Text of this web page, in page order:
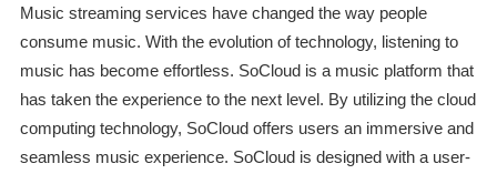
Music streaming services have changed the way people
consume music. With the evolution of technology, listening to
music has become effortless. SoCloud is a music platform that
has taken the experience to the next level. By utilizing the cloud
computing technology, SoCloud offers users an immersive and
seamless music experience. SoCloud is designed with a user-